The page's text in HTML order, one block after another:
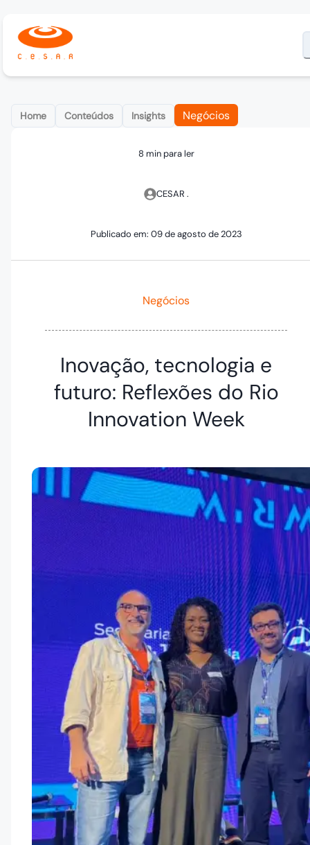
Home Conteúdos Insights Negócios
8 min para ler
CESAR .
Publicado em: 09 de agosto de 2023
Negócios
Inovação, tecnologia e
futuro: Reflexões do Rio
Innovation Week